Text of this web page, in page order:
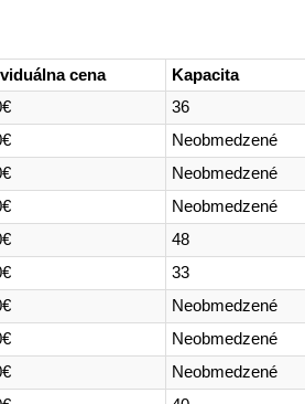
cena Kapacita
36
Neobmedzené
Neobmedzené
Neobmedzené
48
33
Neobmedzené
Neobmedzené
Neobmedzené